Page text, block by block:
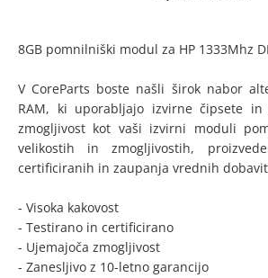
8GB pomnilniški modul za HP 1333Mhz
V CoreParts boste našli širok nabor
RAM, ki uporabljajo izvirne čipsete in
zmogljivost kot vaši izvirni moduli
velikostih in zmogljivostih,
certificiranih in zaupanja vrednih
- Visoka kakovost
- Testirano in certificirano
- Ujemajoča zmogljivost
- Zanesljivo z 10-letno garancijo